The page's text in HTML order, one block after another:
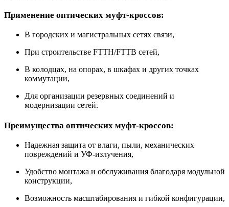
Применение оптических муфт-кроссов:
В городских и магистральных сетях связи,
При строительстве FTTH/FTTB сетей,
В колодцах, на опорах, в шкафах и других точках
коммутации,
Для организации резервных соединений и
модернизации сетей.
Преимущества оптических муфт-кроссов:
Надежная защита от влаги, пыли, механических
повреждений и УФ-излучения,
Удобство монтажа и обслуживания благодаря модульной
конструкции,
Возможность масштабирования и гибкой конфигурации,